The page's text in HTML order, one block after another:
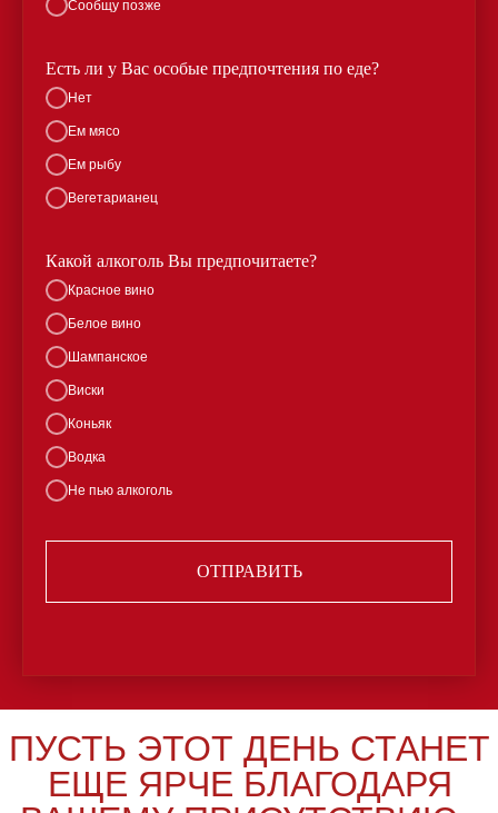
Сообщу позже
Есть ли у Вас особые предпочтения по еде?
Нет
Ем мясо
Ем рыбу
Вегетарианец
Какой алкоголь Вы предпочитаете?
Красное вино
Белое вино
Шампанское
Виски
Коньяк
Водка
Не пью алкоголь
ОТПРАВИТЬ